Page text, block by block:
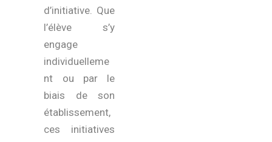
d’initiative. Que
l’élève s’y
engage
individuelleme
nt ou par le
biais de son
établissement,
ces initiatives